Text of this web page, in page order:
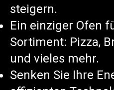
steigern.
Ein einziger Ofen
Sortiment: Pizza,
und vieles mehr.
Senken Sie Ihre